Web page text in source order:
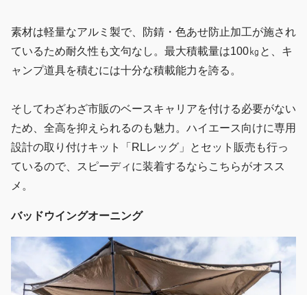
素材は軽量なアルミ製で、防錆・色あせ防止加工が施され
ているため耐久性も文句なし。最大積載量は100㎏と、キ
ャンプ道具を積むには十分な積載能力を誇る。
そしてわざわざ市販のベースキャリアを付ける必要がない
ため、全高を抑えられるのも魅力。ハイエース向けに専用
設計の取り付けキット「RLレッグ」とセット販売も行っ
ているので、スピーディに装着するならこちらがオスス
メ。
バッドウイングオーニング